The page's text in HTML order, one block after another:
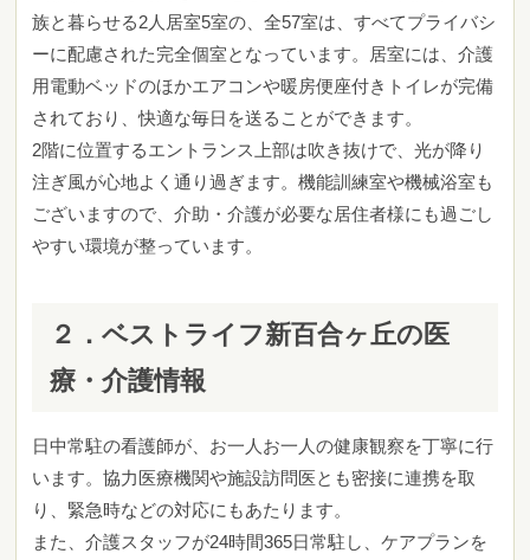
族と暮らせる2人居室5室の、全57室は、すべてプライバシ
ーに配慮された完全個室となっています。居室には、介護
用電動ベッドのほかエアコンや暖房便座付きトイレが完備
されており、快適な毎日を送ることができます。
2階に位置するエントランス上部は吹き抜けで、光が降り
注ぎ風が心地よく通り過ぎます。機能訓練室や機械浴室も
ございますので、介助・介護が必要な居住者様にも過ごし
やすい環境が整っています。
２．ベストライフ新百合ヶ丘の医
療・介護情報
日中常駐の看護師が、お一人お一人の健康観察を丁寧に行
います。協力医療機関や施設訪問医とも密接に連携を取
り、緊急時などの対応にもあたります。
また、介護スタッフが24時間365日常駐し、ケアプランを